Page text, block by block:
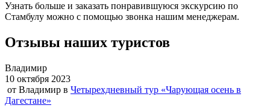
Узнать больше и заказать понравившуюся экскурсию по
Стамбулу можно с помощью звонка нашим менеджерам.
Отзывы наших туристов
Владимир
10 октября 2023
от Владимир в Четырехдневный тур «Чарующая осень в
Дагестане»